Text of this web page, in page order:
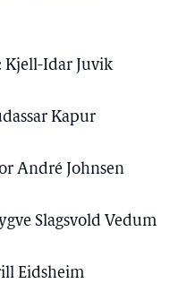
Kjell-Idar Juvik
Kapur
André Johnsen
Slagsvold Vedum
Eidsheim